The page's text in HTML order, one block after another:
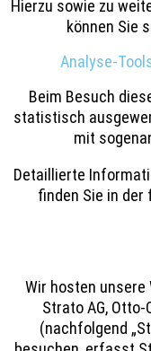
Hierzu sowie zu
können Sie
Analyse-
Beim Besuch
statistisch
mit
Detaillierte
finden Sie in der
Wir hosten
Strato AG,
(nachfolgend